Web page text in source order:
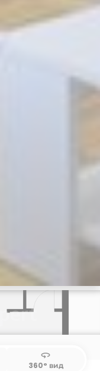
360
360° вид